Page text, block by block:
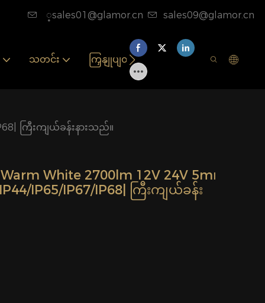
့sales01@glamor.cn sales09@glamor.cn
သတင်း ကြှနျုပျတို့ကိုဆကျသှယျရနျ
ကြီးကျယ်ခန်းနားသည်။
Warm White 2700lm 12V 24V 5m၊
IP65/IP67/IP68| ကြီးကျယ်ခန်း